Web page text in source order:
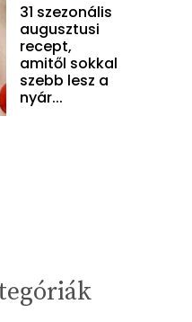
31 szezonális
augusztusi
recept,
amitől sokkal
szebb lesz a
nyár...